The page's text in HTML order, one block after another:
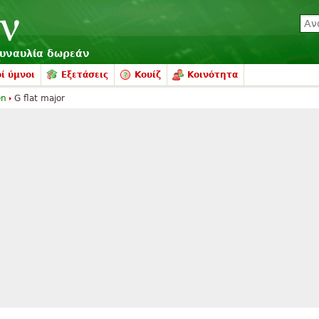
δωρεάν
ύμνοι Εξετάσεις Κουίζ Κοινότητα
G flat major